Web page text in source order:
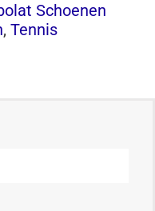
Schoenen
, Tennis